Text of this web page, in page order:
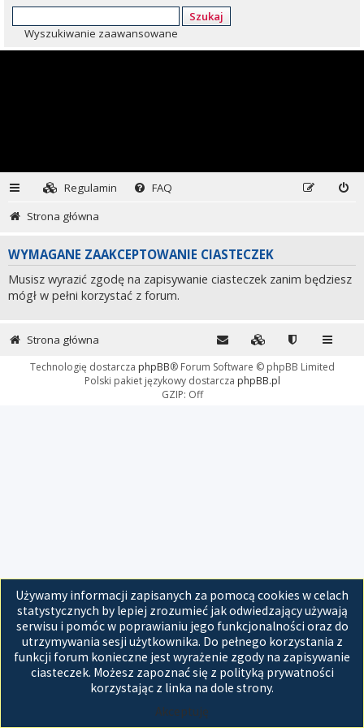
Szukaj
Wyszukiwanie zaawansowane
Regulamin
FAQ
Strona główna
WYMAGANE ZAAKCEPTOWANIE CIASTECZEK
Musisz wyrazić zgodę na zapisywanie ciasteczek zanim będziesz
mógł w pełni korzystać z forum.
Używamy informacji zapisanych za pomocą cookies w celach
statystycznych by lepiej zrozumieć jak odwiedzający używają
serwisu i pomóc w poprawianiu jego funkcjonalności oraz do
utrzymywania sesji użytkownika. Do pełnego korzystania z
funkcji forum konieczne jest wyrażenie zgody na zapisywanie
ciasteczek. Możesz zapoznać się z polityką prywatności
korzystając z linka na dole strony.
Akceptuję
Strona główna
Technologię dostarcza phpBB® Forum Software © phpBB Limited
Polski pakiet językowy dostarcza phpBB.pl
GZIP: Off